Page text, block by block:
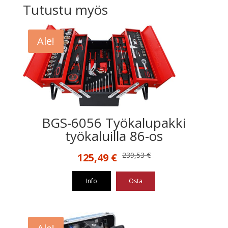
Tutustu myös
Ale!
BGS-6056 Työkalupakki
työkaluilla 86-os
239,53€
Alkuperäinen
239,53 €.
125,49 €Nykyinen
125,49 €.
Info Osta